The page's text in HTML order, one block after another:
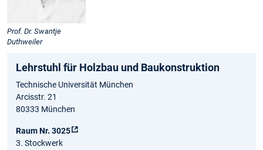
Prof. Dr. Swantje
Duthweiler
Lehrstuhl für Holzbau und Baukonstruktion
Technische Universität München
Arcisstr. 21
80333 München
Raum Nr. 3025
3. Stockwerk